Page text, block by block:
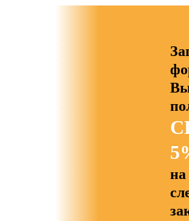
на